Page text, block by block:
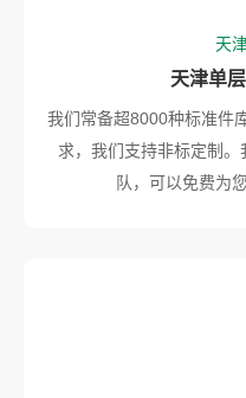
天
天津单
我们常备超8000种标准件
求，我们支持非标定制
队，可以免费为